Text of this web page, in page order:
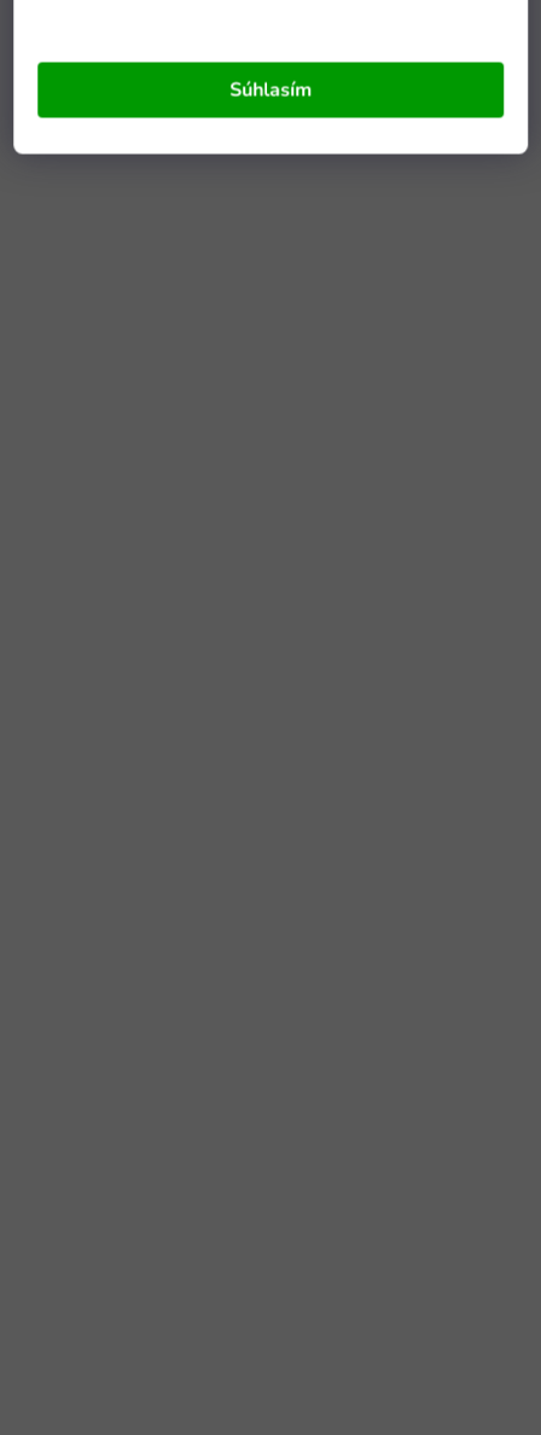
Súhlasím